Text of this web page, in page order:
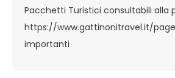
Pacchetti Turistici consultabili alla
https://www.gattinonitravel.it/
importanti